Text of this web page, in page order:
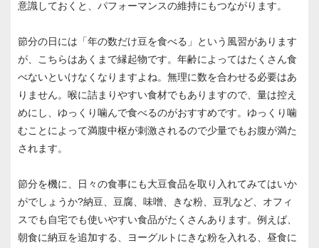
意識しておくと、パフォーマンスの維持にもつながります。
節分の日には「年の数だけ豆を食べる」という風習があります
が、こちらはあくまで縁起物です。年齢によってはたくさん食
べないといけなくなりますよね。無理に数を合わせる必要はあ
りません。喉に詰まりやすい食材でもありますので、量は控え
めにし、ゆっくり噛んで食べるのがおすすめです。ゆっくり噛
むことによって満腹中枢が刺激されるので少量でもお腹が満た
されます。
節分を機に、日々の食事にも大豆食品を取り入れてみてはいか
がでしょうか?納豆、豆腐、味噌、きな粉、豆乳など、オフィ
スでも自宅でも使いやすい食品がたくさんあります。例えば、
朝食に納豆を追加する、ヨーグルトにきな粉を入れる、昼食に